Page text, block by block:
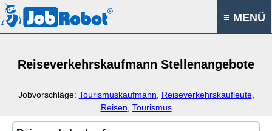
≡ MENÜ
Reiseverkehrskaufmann Stellenangebote
Jobvorschläge: Tourismuskaufmann Reiseverkehrskaufleute,
Reisen Tourismus